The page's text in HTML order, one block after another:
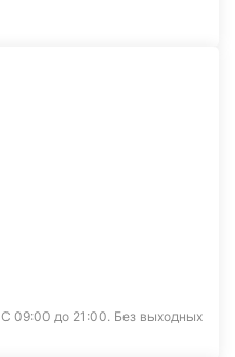
С 09:00 до 21:00. Без выходных